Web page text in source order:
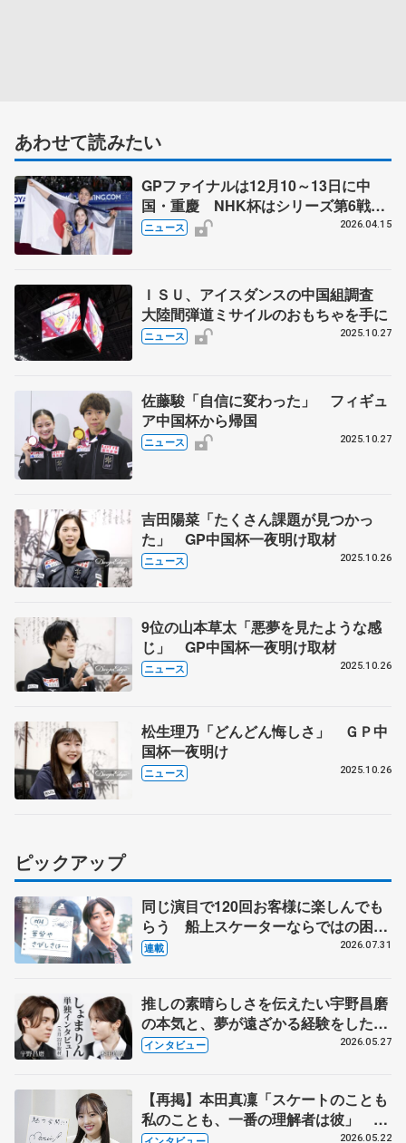
あわせて読みたい
GPファイナルは12月10～13日に中
国・重慶 NHK杯はシリーズ第6戦、
11月27～29日に東京 2026～27年シ
ニュース 2026.04.15
ＩＳＵ、アイスダンスの中国組調査
大陸間弾道ミサイルのおもちゃを手に
ニュース 2025.10.27
佐藤駿「自信に変わった」 フィギュ
ア中国杯から帰国
ニュース 2025.10.27
吉田陽菜「たくさん課題が見つかっ
た」 GP中国杯一夜明け取材
ニュース 2025.10.26
9位の山本草太「悪夢を見たような感
じ」 GP中国杯一夜明け取材
ニュース 2025.10.26
松生理乃「どんどん悔しさ」 ＧＰ中
国杯一夜明け
ニュース 2025.10.26
ピックアップ
同じ演目で120回お客様に楽しんでも
らう 船上スケーターならではの困難
とは 影響あったPIW前キャプテン松
連載 2026.07.31
推しの素晴らしさを伝えたい宇野昌磨
の本気と、夢が遠ざかる経験をした本
田真凜の覚悟
インタビュー 2026.05.27
【再掲】本田真凜「スケートのことも
私のことも、一番の理解者は彼」 引
退時の単独インタビューで語った競技
2026.05.22